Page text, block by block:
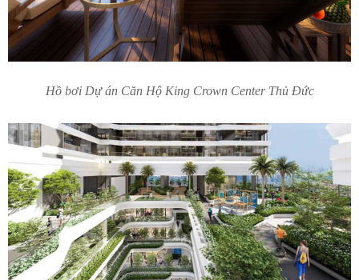
Hồ bơi Dự án Căn Hộ King Crown Center Thủ Đức